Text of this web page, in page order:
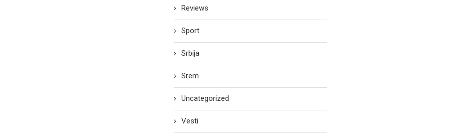
Reviews
Sport
Srbija
Srem
Uncategorized
Vesti